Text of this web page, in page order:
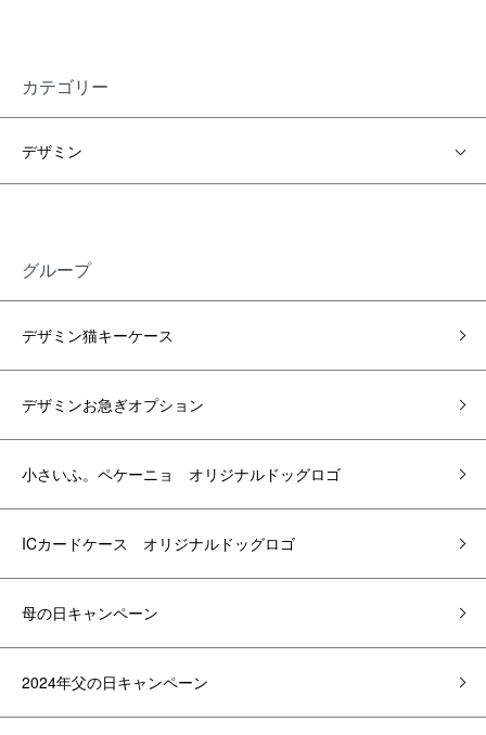
カテゴリー
デザミン
グループ
デザミン猫キーケース
デザミンお急ぎオプション
小さいふ。ペケーニョ オリジナルドッグロゴ
ICカードケース オリジナルドッグロゴ
母の日キャンペーン
2024年父の日キャンペーン